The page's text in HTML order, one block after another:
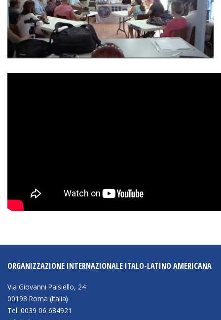
ORGANIZZAZIONE INTERNAZIONALE ITALO-LATINO AMERICANA
Via Giovanni Paisiello, 24
00198 Roma (Italia)
Tel. 0039 06 684921